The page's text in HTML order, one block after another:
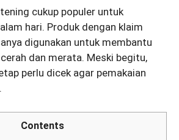
cukup populer untuk
hari. Produk dengan klaim
digunakan untuk membantu
dan merata. Meski begitu,
perlu dicek agar pemakaian
Contents